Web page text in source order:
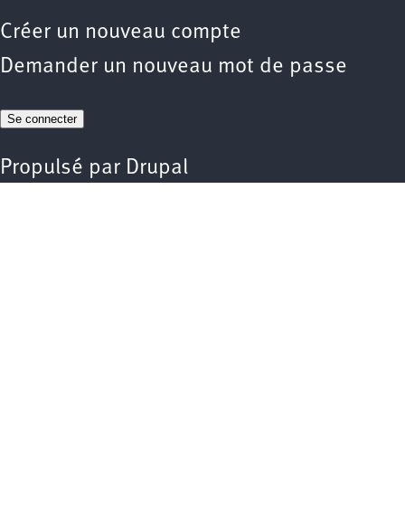
Créer un nouveau compte
Demander un nouveau mot de passe
Propulsé par Drupal